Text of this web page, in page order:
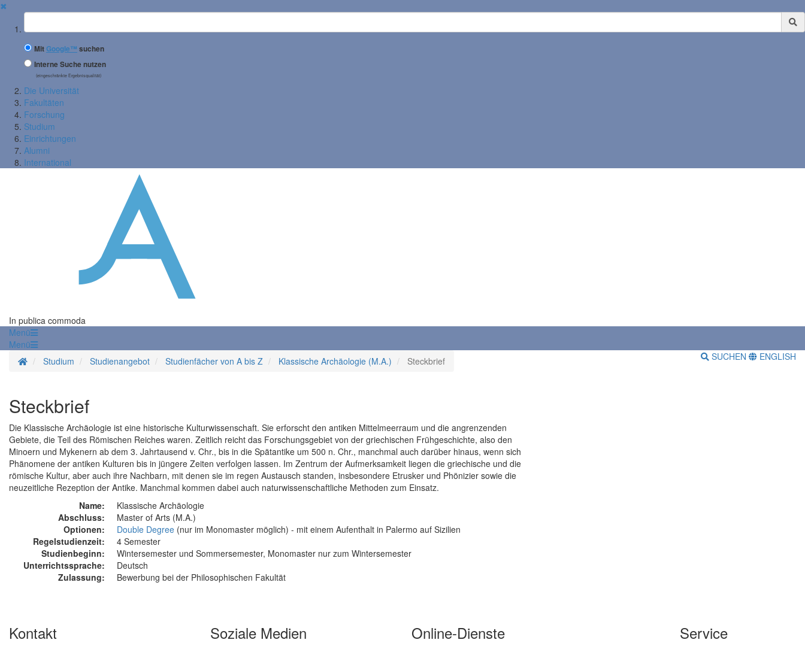
✖
Suchbegriff
MitGoogle™ suchen
Interne Suche nutzen
(eingeschränkte Ergebnisqualität)
Die Universität
Fakultäten
Forschung
Studium
Einrichtungen
Alumni
International
In publica commoda
Menü
Menü
Startseite
Studium Studienangebot Studienfächer von A bis Z Klassische Archäologie (M.A.) Steckbrief SUCHEN ENGLISH
Steckbrief
Die Klassische Archäologie ist eine historische Kulturwissenschaft. Sie erforscht den antiken Mittelmeerraum und die angrenzenden
Gebiete, die Teil des Römischen Reiches waren. Zeitlich reicht das Forschungsgebiet von der griechischen Frühgeschichte, also den
Minoern und Mykenern ab dem 3. Jahrtausend v. Chr., bis in die Spätantike um 500 n. Chr., manchmal auch darüber hinaus, wenn sich
Phänomene der antiken Kulturen bis in jüngere Zeiten verfolgen lassen. Im Zentrum der Aufmerksamkeit liegen die griechische und die
römische Kultur, aber auch ihre Nachbarn, mit denen sie im regen Austausch standen, insbesondere Etrusker und Phönizier sowie die
neuzeitliche Rezeption der Antike. Manchmal kommen dabei auch naturwissenschaftliche Methoden zum Einsatz.
Name:
Klassische Archäologie
Abschluss:
Master of Arts (M.A.)
Optionen:
Double Degree (nur im Monomaster möglich) - mit einem Aufenthalt in Palermo auf Sizilien
Regelstudienzeit:
4 Semester
Studienbeginn:
Wintersemester und Sommersemester, Monomaster nur zum Wintersemester
Unterrichtssprache:
Deutsch
Zulassung:
Bewerbung bei der Philosophischen Fakultät
Kontakt Soziale Medien Online-Dienste Service